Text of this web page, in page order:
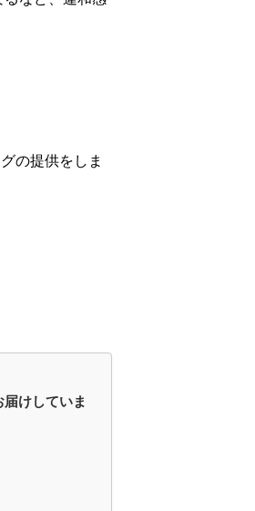
の提供をしま
けしていま